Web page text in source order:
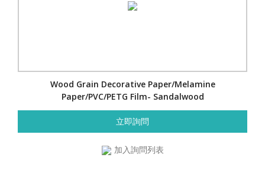
Wood Grain Decorative Paper/Melamine
Paper/PVC/PETG Film- Sandalwood
立即詢問
加入詢問列表